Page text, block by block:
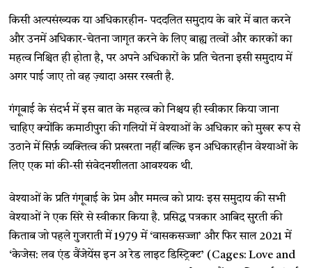
किसी अल्पसंख्यक या अधिकारहीन- पददलित समुदाय के बारे में बात करने
और उनमें अधिकार-चेतना जागृत करने के लिए बाह्य तत्वों और कारकों का
महत्व निश्चित ही होता है, पर अपने अधिकारों के प्रति चेतना इसी समुदाय में
अगर पाई जाए तो वह ज़्यादा असर रखती है.
गंगूबाई के संदर्भ में इस बात के महत्व को निश्चय ही स्वीकार किया जाना
चाहिए क्योंकि कमाठीपुरा की गलियों में वेश्याओं के अधिकार को मुखर रूप से
उठाने में सिर्फ़ व्यक्तित्व की प्रखरता नहीं बल्कि इन अधिकारहीन वेश्याओं के
लिए एक मां की-सी संवेदनशीलता आवश्यक थी.
वेश्याओं के प्रति गंगूबाई के प्रेम और ममत्व को प्रायः इस समुदाय की सभी
वेश्याओं ने एक सिरे से स्वीकार किया है. प्रसिद्ध पत्रकार आबिद सुरती की
किताब जो पहले गुजराती में 1979 में ‘वासकसज्जा’ और फिर साल 2021 में
‘केजेस: लव एंड वैंजेयेंस इन अ रेड लाइट डिस्ट्रिक्ट’ (Cages: Love and